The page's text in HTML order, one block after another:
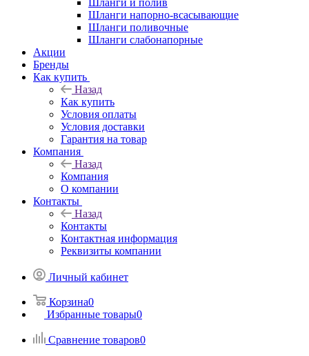
Шланги и полив
Шланги напорно-всасывающие
Шланги поливочные
Шланги слабонапорные
Акции
Бренды
Как купить
Назад
Как купить
Условия оплаты
Условия доставки
Гарантия на товар
Компания
Назад
Компания
О компании
Контакты
Назад
Контакты
Контактная информация
Реквизиты компании
Личный кабинет
Корзина0
Избранные товары0
Сравнение товаров0